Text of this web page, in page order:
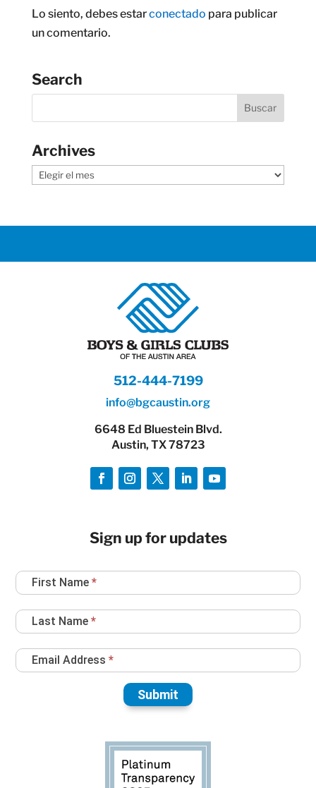
Lo siento, debes estarconectado para publicar
un comentario.
Search
Archives
Archives
512-444-7199
info@bgcaustin.org
6648 Ed Bluestein Blvd.
Austin, TX 78723
Sign up for updates
Newsletter
SignFirst Name*
Last Name*
Email Address*
Submit